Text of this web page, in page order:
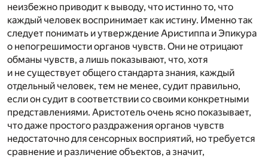
неизбежно приводит к выводу, что истинно то, что
каждый человек воспринимает как истину. Именно так
следует понимать и утверждение Аристиппа и Эпикура
о непогрешимости органов чувств. Они не отрицают
обманы чувств, а лишь показывают, что, хотя
и не существует общего стандарта знания, каждый
отдельный человек, тем не менее, судит правильно,
если он судит в соответствии со своими конкретными
представлениями. Аристотель очень ясно показывает,
что даже простого раздражения органов чувств
недостаточно для сенсорных восприятий, но требуется
сравнение и различение объектов, а значит,